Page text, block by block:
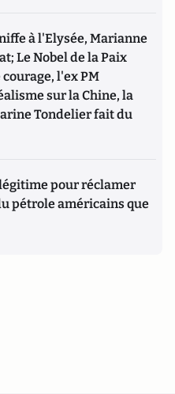
à l'Elysée, Marianne
Le Nobel de la Paix
l'ex PM
sur la Chine, la
Tondelier fait du
pour réclamer
pétrole américains que